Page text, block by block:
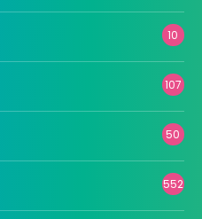
10
107
50
552